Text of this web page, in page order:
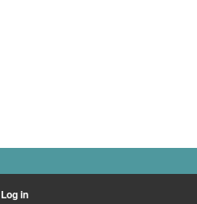
Log in